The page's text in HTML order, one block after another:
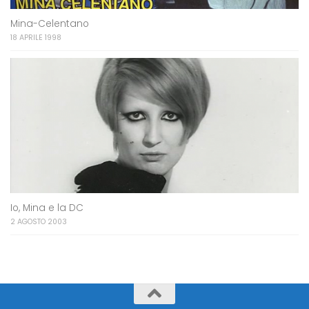
Mina-Celentano
18 APRILE 1998
Io, Mina e la DC
2 AGOSTO 2003